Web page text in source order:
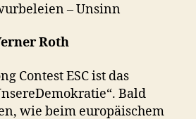
– Unsinn
Roth
Contest ESC ist das
Bald
wie beim europäischem